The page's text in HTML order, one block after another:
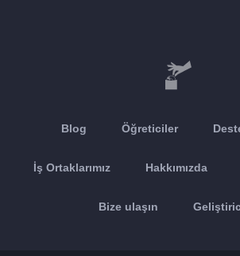
Blog Öğreticiler
İş Ortaklarımız Hakkımızda
Bize ulaşın